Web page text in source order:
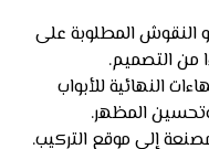
النقوش المطلوبة على
من التصميم.
النهائية للأبواب
المظهر.
إلى موقع التركيب.